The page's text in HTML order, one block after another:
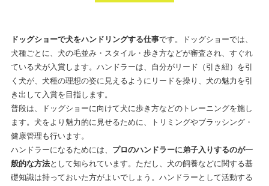
ドッグショーで犬をハンドリングする仕事です。ドッグショーでは、
犬種ごとに、犬の毛並み・スタイル・歩き方などが審査され、すぐれ
ている犬が入賞します。ハンドラーは、自分がリード（引き紐）を引
く犬が、犬種の理想の姿に見えるようにリードを操り、犬の魅力を引
き出して入賞を目指します。
普段は、ドッグショーに向けて犬に歩き方などのトレーニングを施し
ます。犬をより魅力的に見せるために、トリミングやブラッシング・
健康管理も行います。
ハンドラーになるためには、 プロのハンドラーに弟子入りするのが一
般的な方法として知られています。ただし、犬の飼養などに関する基
礎知識は持っておいた方がよいでしょう。ハンドラーとして活動する